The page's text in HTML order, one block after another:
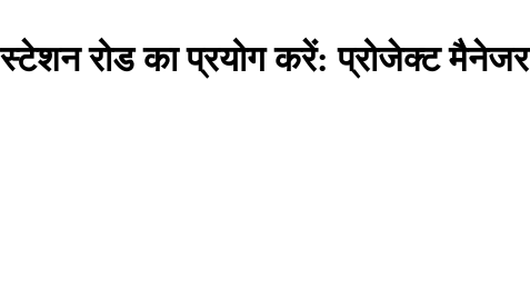
रोड का प्रयोग करें: प्रोजेक्ट मैनेजर